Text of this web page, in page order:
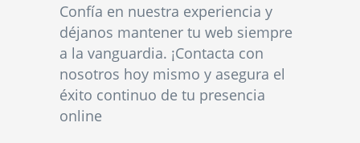
Confía en nuestra experiencia y
déjanos mantener tu web siempre
a la vanguardia. ¡Contacta con
nosotros hoy mismo y asegura el
éxito continuo de tu presencia
online